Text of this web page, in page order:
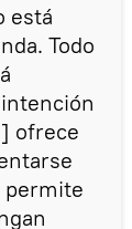
está
Todo
ofrece
permite